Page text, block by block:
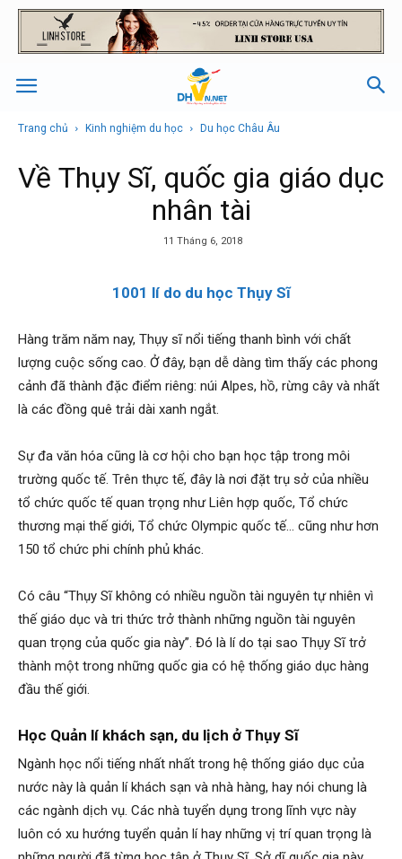
Trang chủ Kinh nghiệm du học Du học Châu Âu
Về Thụy Sĩ, quốc gia giáo dục
nhân tài
11 Tháng 6, 2018
1001 lí do du học Thụy Sĩ
Hàng trăm năm nay, Thụy sĩ nổi tiếng thanh bình với chất
lượng cuộc sống cao. Ở đây, bạn dễ dàng tìm thấy các phong
cảnh đã thành đặc điểm riêng: núi Alpes, hồ, rừng cây và nhất
là các đồng quê trải dài xanh ngắt.
Sự đa văn hóa cũng là cơ hội cho bạn học tập trong môi
trường quốc tế. Trên thực tế, đây là nơi đặt trụ sở của nhiều
tổ chức quốc tế quan trọng như Liên hợp quốc, Tổ chức
thương mại thế giới, Tổ chức Olympic quốc tế… cũng như hơn
150 tổ chức phi chính phủ khác.
Có câu “Thụy Sĩ không có nhiều nguồn tài nguyên tự nhiên vì
thế giáo dục và tri thức trở thành những nguồn tài nguyên
quan trọng của quốc gia này”. Đó là lí do tại sao Thụy Sĩ trở
thành một trong những quốc gia có hệ thống giáo dục hàng
đầu thế giới.
Học Quản lí khách sạn, du lịch ở Thụy Sĩ
Ngành học nổi tiếng nhất nhất trong hệ thống giáo dục của
nước này là quản lí khách sạn và nhà hàng, hay nói chung là
các ngành dịch vụ. Các nhà tuyển dụng trong lĩnh vực này
luôn có xu hướng tuyển quản lí hay những vị trí quan trọng là